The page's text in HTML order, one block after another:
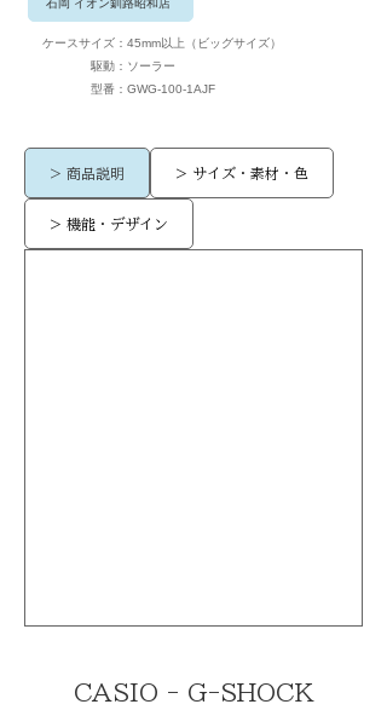
石岡 イオン釧路昭和店
ケースサイズ： 45mm以上（ビッグサイズ）
駆動： ソーラー
​型番： GWG-100-1AJF
> 商品説明 > サイズ・素材・色
> 機能・デザイン
CASIO - G-SHOCK